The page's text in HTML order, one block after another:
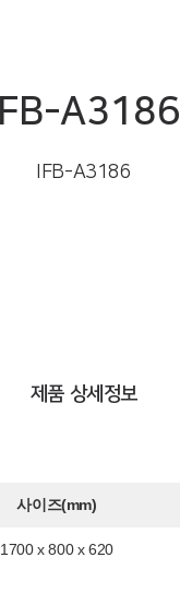
IFB-A3186
IFB-A3186
제품 상세정보
사이즈(mm)
1700 x 800 x 620